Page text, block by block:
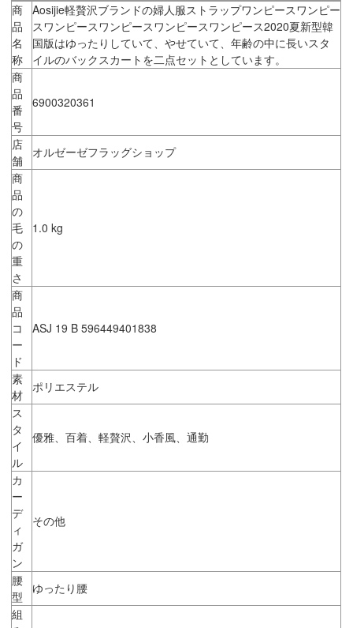
商
品
名
称
Aosijie軽贅沢ブランドの婦人服ストラップワンピースワンピー
スワンピースワンピースワンピースワンピース2020夏新型韓
国版はゆったりしていて、やせていて、年齢の中に長いスタ
イルのバックスカートを二点セットとしています。
商
品
番
号
6900320361
店
舗
オルゼーゼフラッグショップ
商
品
の
毛
の
重
さ
1.0 kg
商
品
コ
ー
ド
ASJ 19 B 596449401838
素
材
ポリエステル
ス
タ
イ
ル
優雅、百着、軽贅沢、小香風、通勤
カ
ー
デ
ィ
ガ
ン
その他
腰
型
ゆったり腰
組